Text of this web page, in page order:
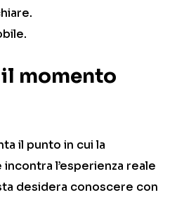
momento
il punto in cui la
l’esperienza reale
desidera conoscere con